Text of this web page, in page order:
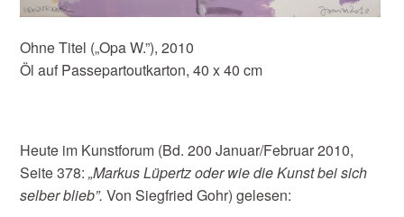
Ohne Titel („Opa W.”), 2010
Öl auf Passepartoutkarton, 40 x 40 cm
Heute im Kunstforum (Bd. 200 Januar/Februar 2010,
Seite 378:„Markus Lüpertz oder wie die Kunst bei sich
selber blieb”. Von Siegfried Gohr) gelesen: